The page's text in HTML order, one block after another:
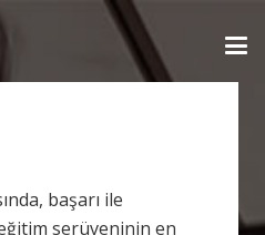
başarı ile
serüveninin en